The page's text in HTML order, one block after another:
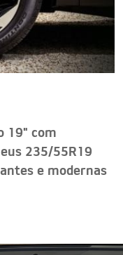
19" com
235/55R19
e modernas